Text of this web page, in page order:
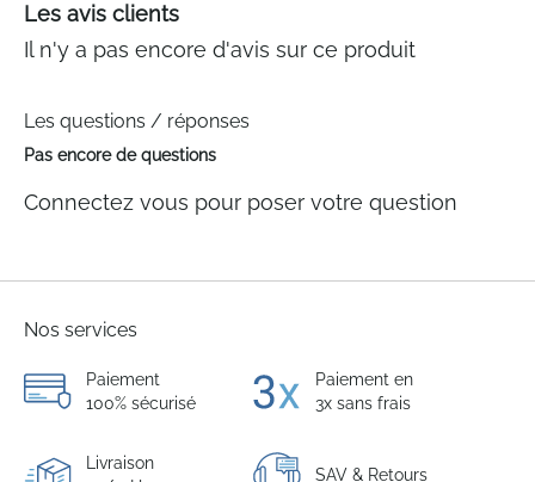
Les avis clients
Il n'y a pas encore d'avis sur ce produit
Les questions / réponses
Pas encore de questions
Connectez vous pour poser votre question
Nos services
Paiement
100% sécurisé
Paiement en
3x sans frais
Livraison
SAV & Retours